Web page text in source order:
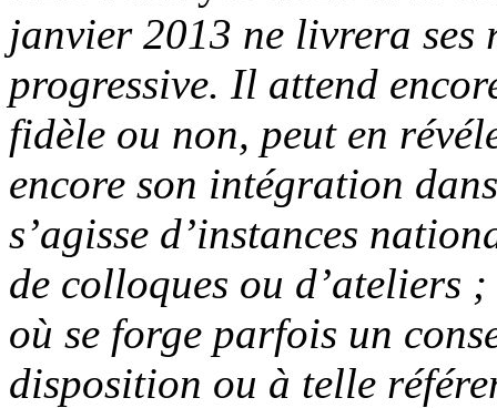
janvier 2013 ne livrera ses
progressive. Il attend
fidèle ou non, peut en
encore son intégration
s’agisse d’instances
de colloques ou d’ateliers
où se forge parfois un
disposition ou à telle